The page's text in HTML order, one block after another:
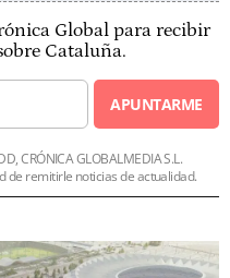
Global para recibir
Cataluña.
APUNTARME
CRÓNICA GLOBALMEDIA S.L.
de remitirle noticias de actualidad.